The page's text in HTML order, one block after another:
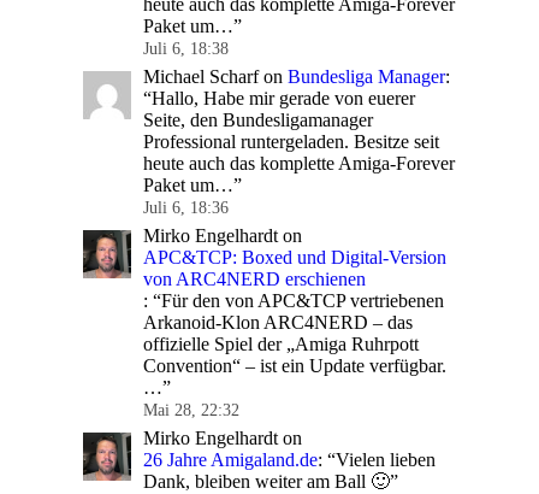
heute auch das komplette Amiga-Forever
Paket um…”
Juli 6, 18:38
Michael Scharfon Bundesliga Manager:
“Hallo, Habe mir gerade von euerer
Seite, den Bundesligamanager
Professional runtergeladen. Besitze seit
heute auch das komplette Amiga-Forever
Paket um…”
Juli 6, 18:36
Mirko Engelhardt on
APC&TCP: Boxed und Digital-Version
von ARC4NERD erschienen
: “Für den von APC&TCP vertriebenen
Arkanoid-Klon ARC4NERD – das
offizielle Spiel der „Amiga Ruhrpott
Convention“ – ist ein Update verfügbar.
…”
Mai 28, 22:32
Mirko Engelhardt on
26 Jahre Amigaland.de: “Vielen lieben
Dank, bleiben weiter am Ball 🙂”